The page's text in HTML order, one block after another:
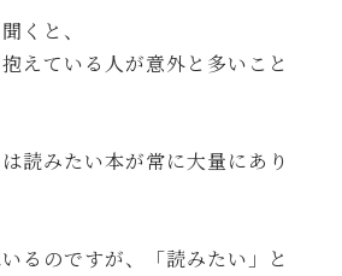
くと、
えている人が意外と多いこと
読みたい本が常に大量にあり
るのですが、「読みたい」と